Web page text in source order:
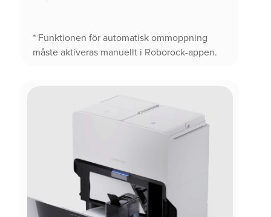
* Funktionen för automatisk ommoppning
måste aktiveras manuellt i Roborock-appen.